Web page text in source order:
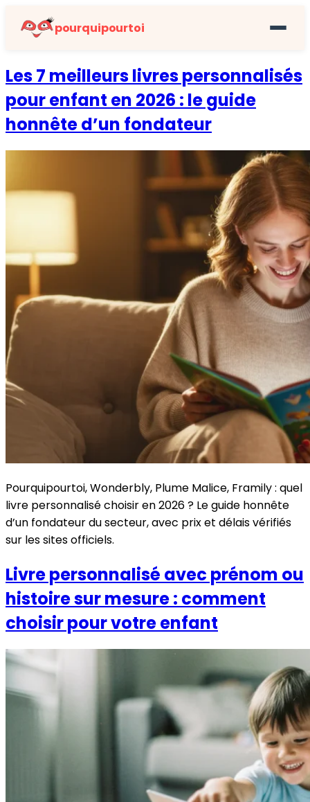
pourquipourtoi
Les 7 meilleurs livres personnalisés
pour enfant en 2026 : le guide
honnête d’un fondateur
Pourquipourtoi, Wonderbly, Plume Malice, Framily : quel
livre personnalisé choisir en 2026 ? Le guide honnête
d’un fondateur du secteur, avec prix et délais vérifiés
sur les sites officiels.
Livre personnalisé avec prénom ou
histoire sur mesure : comment
choisir pour votre enfant